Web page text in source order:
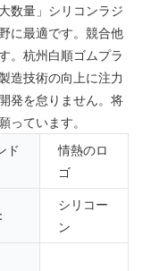
数量」シリコンラジ
に最適です。競合他
。杭州白順ゴムプラ
造技術の向上に注力
発を怠りません。将
っています。
ド
情熱のロ
ゴ
シリコー
ン